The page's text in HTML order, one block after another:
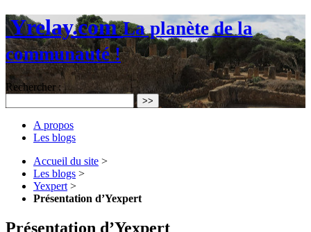
Yrelay.comLa planète de la
communauté !
Rechercher :
>>
A propos
Les blogs
Accueil du site >
Les blogs >
Yexpert >
Présentation d’Yexpert
Présentation d’Yexpert